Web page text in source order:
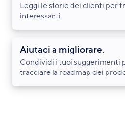
Leggi le storie dei clienti per
interessanti.
Aiutaci a migliorare.
Condividi i tuoi suggerimenti
tracciare la roadmap dei